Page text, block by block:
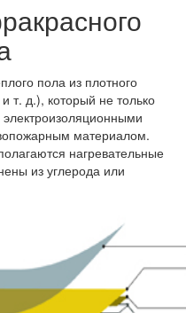
пола из плотного
т. д.), который не только
материалом.
нагревательные
из углерода или